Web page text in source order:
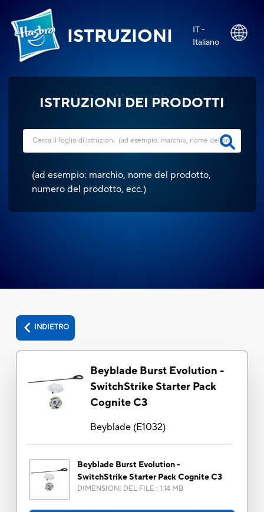
ISTRUZIONI
IT -
Italiano
ISTRUZIONI DEI PRODOTTI
(ad esempio: marchio, nome del prodotto,
numero del prodotto, ecc.)
INDIETRO
Beyblade Burst Evolution -
SwitchStrike Starter Pack
Cognite C3
Beyblade(E1032)
Beyblade Burst Evolution -
SwitchStrike Starter Pack Cognite C3
DIMENSIONI DEL FILE : 1.14 MB